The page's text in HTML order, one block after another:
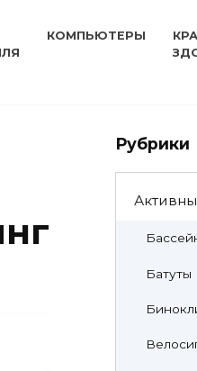
КОМПЬЮТЕРЫ
Рубрики
Батуты